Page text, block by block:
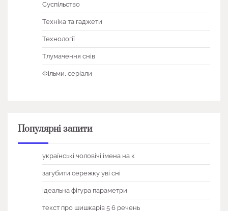
Суспільство
Техніка та гаджети
Технології
Тлумачення снів
Фільми, серіали
Популярні запити
українські чоловічі імена на к
загубити сережку уві сні
ідеальна фігура параметри
текст про шишкарів 5 6 речень